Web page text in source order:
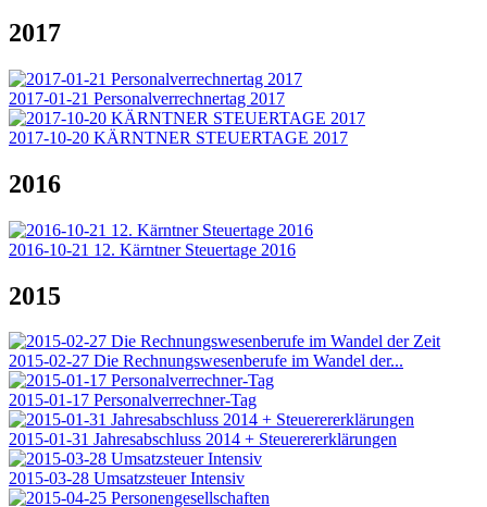
2017
2017-01-21 Personalverrechnertag 2017
2017-10-20 KÄRNTNER STEUERTAGE 2017
2016
2016-10-21 12. Kärntner Steuertage 2016
2015
2015-02-27 Die Rechnungswesenberufe im Wandel der...
2015-01-17 Personalverrechner-Tag
2015-01-31 Jahresabschluss 2014 + Steuerererklärungen
2015-03-28 Umsatzsteuer Intensiv